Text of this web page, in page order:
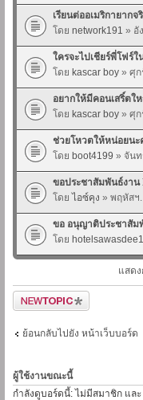
เรียนต่ออเมริกายากจ
โดย network191 » อั
ใครจะไปเชียร์พี่โฟร์
โดย kascar boy » ศุก
อยากให้มีคอนเสริ์ตใ
โดย kascar boy » ศุก
ช่วยโหวตให้หน่อยนะ
โดย boot4199 » จันท
ขอประชาสัมพันธ์งาน
โดย ไอซ์คุง » พฤหัสฯ
ขอ อนุญาติประชาสัม
โดย hotelsawasdee1
แสดง
ตั้งกระทู้ใหม่
ย้อนกลับไปยัง หน้าเว็บบอร์ด
ผู้ใช้งานขณะนี้
กำลังดูบอร์ดนี้: ไม่มีสมาชิก แล